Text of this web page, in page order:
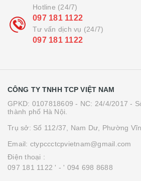
Hotline (24/7)
097 181 1122
Tư vấn dịch vụ (24/7)
097 181 1122
CÔNG TY TNHH TCP VIỆT NAM
GPKD: 0107818609 - NC: 24/4/2017 -
thành phố Hà Nội.
Trụ sở: Số 112/37, Nam Dư, Phường
Email: ctypccctcpvietnam@gmail.com
Điện thoại :
097 181 1122 ' - ' 094 698 8688